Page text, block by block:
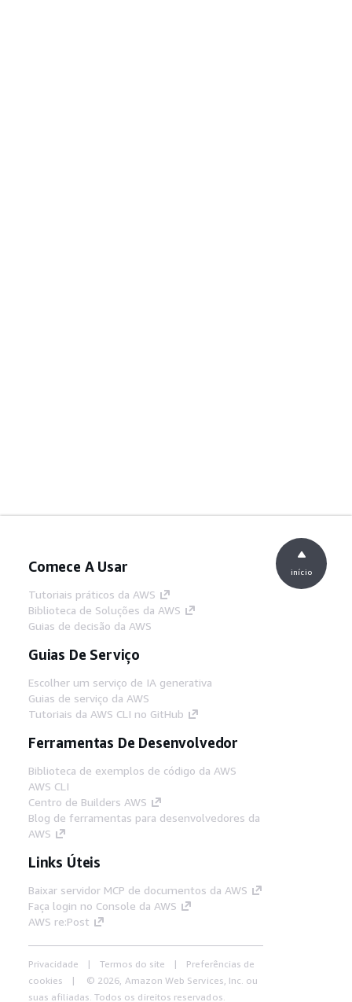
Comece A Usar
Tutoriais práticos da AWS
Biblioteca de Soluções da AWS
Guias de decisão da AWS
Guias De Serviço
Escolher um serviço de IA generativa
Guias de serviço da AWS
Tutoriais da AWS CLI no GitHub
Ferramentas De Desenvolvedor
Biblioteca de exemplos de código da AWS
AWS CLI
Centro de Builders AWS
Blog de ferramentas para desenvolvedores da
AWS
Links Úteis
Baixar servidor MCP de documentos da AWS
Faça login no Console da AWS
AWS re:Post
Privacidade Termos do site
Preferências de
cookies
© 2026, Amazon Web Services, Inc. ou
suas afiliadas. Todos os direitos reservados.
início